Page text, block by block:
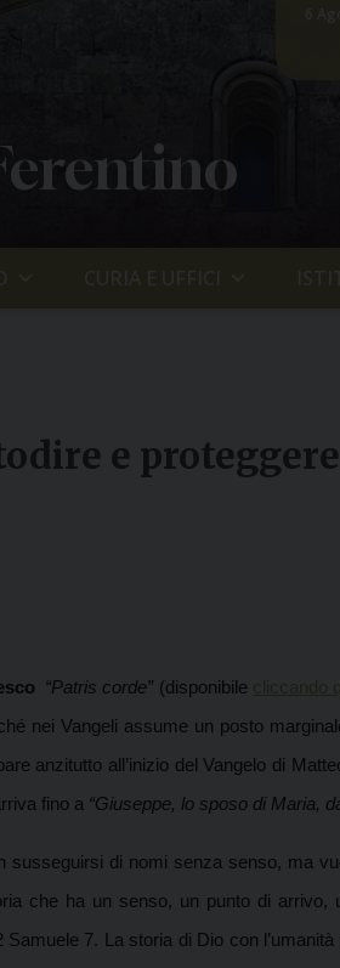
6
CURIA E UFFICI
e
“Patris corde” (disponibile cliccando
nei Vangeli assume un posto
anzitutto all’inizio del Vangelo di
fino a “Giuseppe, lo sposo di Maria,
susseguirsi di nomi senza senso, ma
che ha un senso, un punto di
7. La storia di Dio con